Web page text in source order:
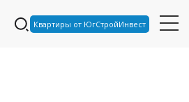
Квартиры от ЮгСтройИнвест